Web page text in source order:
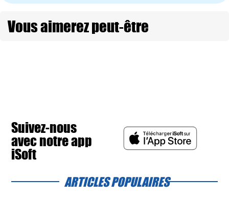
Vous aimerez peut-être
Suivez-nous
avec notre app
iSoft
ARTICLES POPULAIRES